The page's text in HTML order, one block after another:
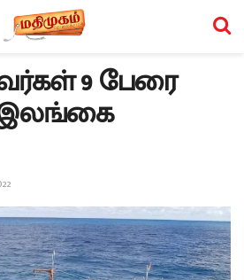
9 பேரை
இலங்கை